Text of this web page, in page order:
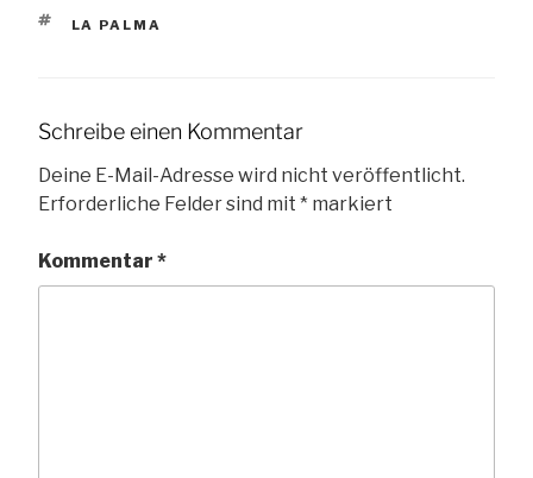
SCHLAGWÖRTER
LA PALMA
Schreibe einen Kommentar
Deine E-Mail-Adresse wird nicht veröffentlicht.
Erforderliche Felder sind mit * markiert
Kommentar *